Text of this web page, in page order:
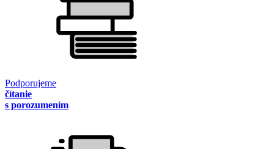
Podporujeme
čítanie
s porozumením